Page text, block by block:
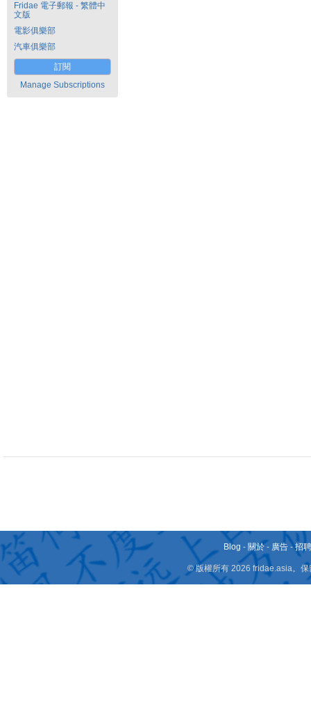
Fridae 電子郵報 - 繁體中
文版
電影俱樂部
汽車俱樂部
訂閱
Manage Subscriptions
Blog - 關於 - 廣告 -招
© 版權所有 2026 fridae.asia。